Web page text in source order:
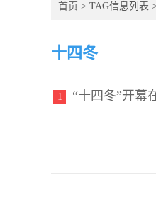
首页 > TAG信息列表
十四冬
1 “十四冬”开幕